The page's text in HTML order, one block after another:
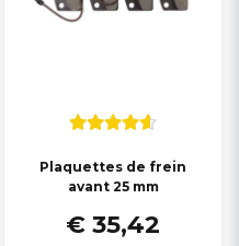
Plaquettes de frein
avant 25 mm
€ 35,42